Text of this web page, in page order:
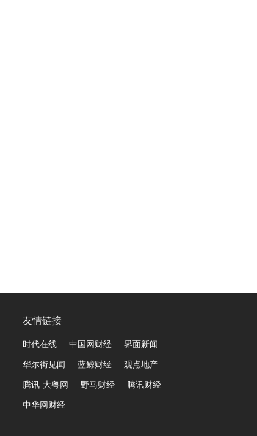
友情链接
时代在线 中国网财经 界面新闻
华尔街见闻 蓝鲸财经 观点地产
腾讯·大粤网 野马财经 腾讯财经
中华网财经